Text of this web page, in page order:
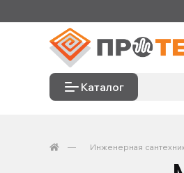
Каталог
Инженерная